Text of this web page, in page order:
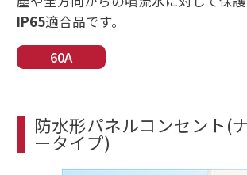
IP65適合品です。
60A
防水形パネルコンセント(
ータイプ)